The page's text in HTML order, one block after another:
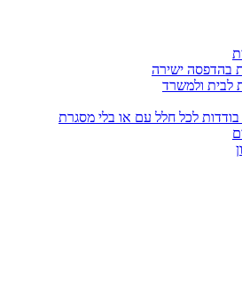
בהדפסה ישירה
לבית ולמשרד
לכל חלל עם או בלי מסגרת